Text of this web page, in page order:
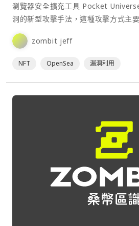
瀏覽器安全擴充工具 Pocket
洞的新型攻擊手法，這種攻擊方式主
Opensea 舊協議（Seaport 之前）掛
戶。⋯zombit jeff
NFT OpenSea 漏洞利用